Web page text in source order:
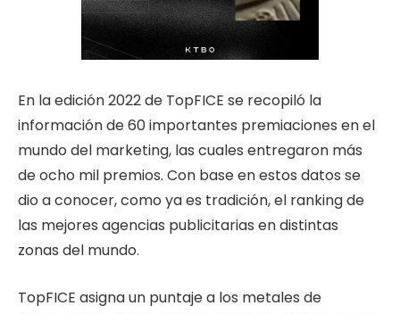
En la edición 2022 de TopFICE se recopiló la
información de 60 importantes premiaciones en el
mundo del marketing, las cuales entregaron más
de ocho mil premios. Con base en estos datos se
dio a conocer, como ya es tradición, el ranking de
las mejores agencias publicitarias en distintas
zonas del mundo.
TopFICE asigna un puntaje a los metales de